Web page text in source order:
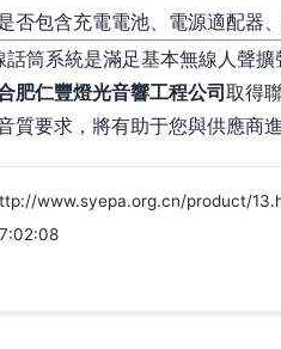
否包含充電電池、電源適配器
筒系統是滿足基本無線人聲
肥仁豐燈光音響工程公司取得
質要求，將有助于您與供應商
www.syepa.org.cn/product/